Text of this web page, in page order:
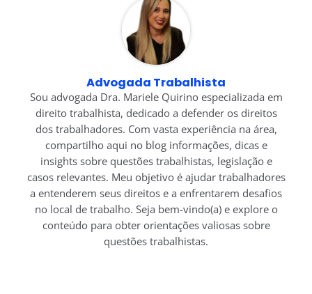
Advogada Trabalhista
Sou advogada Dra. Mariele Quirino especializada em
direito trabalhista, dedicado a defender os direitos
dos trabalhadores. Com vasta experiência na área,
compartilho aqui no blog informações, dicas e
insights sobre questões trabalhistas, legislação e
casos relevantes. Meu objetivo é ajudar trabalhadores
a entenderem seus direitos e a enfrentarem desafios
no local de trabalho. Seja bem-vindo(a) e explore o
conteúdo para obter orientações valiosas sobre
questões trabalhistas.